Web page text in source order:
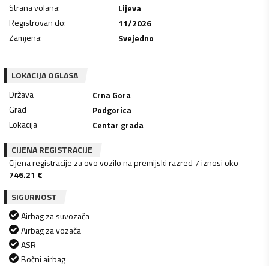
Strana volana:
Lijeva
Registrovan do:
11/2026
Zamjena: Svejedno
LOKACIJA OGLASA
Država
Crna Gora
Grad
Podgorica
Lokacija
Centar grada
CIJENA REGISTRACIJE
Cijena registracije za ovo vozilo na premijski razred 7 iznosi oko
746.21 €
SIGURNOST
Airbag za suvozača
Airbag za vozača
ASR
Bočni airbag